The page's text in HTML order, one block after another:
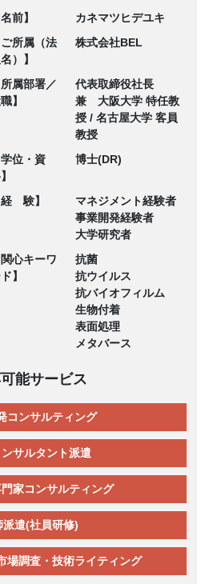
名前】
カネマツヒデユキ
ご所属（法
）】
株式会社BEL
所属部署／
】
代表取締役社長
兼 大阪大学 特任教
授 / 名古屋大学 客員
教授
学位・資
博士(DR)
経 験】
マネジメント経験者
事業開発経験者
大学研究者
関心キーワ
】
抗菌
抗ウイルス
抗バイオフィルム
生物付着
表面処理
メタバース
能サービス
コンサルティング
サルタント派遣
家コンサルティング
派遣(社員研修)
場調査・技術ライティング